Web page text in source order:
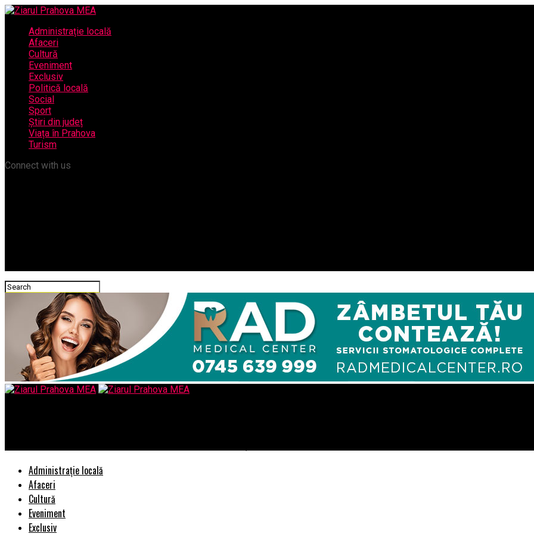
Administrație locală
Afaceri
Cultură
Eveniment
Exclusiv
Politică locală
Social
Sport
Știri din județ
Viața în Prahova
Turism
Connect with us
Administrație locală
Afaceri
Cultură
Eveniment
Exclusiv